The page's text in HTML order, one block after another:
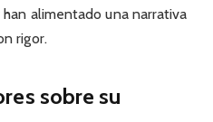
alimentado una narrativa
rigor.
sobre su